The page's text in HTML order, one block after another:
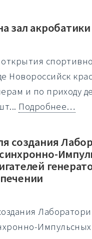
зал
Новороссийск
и по приходу
Подробнее…
создания